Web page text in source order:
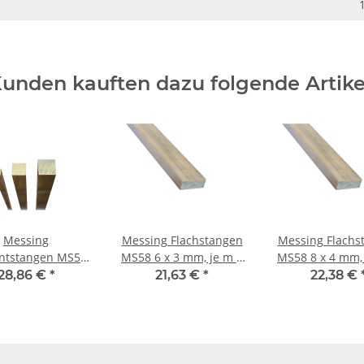
kauften dazu folgende
Messing
MS58
mm, je m ±
€ *
Messing Flachstangen
MS58 6 x 3 mm, je m ±
5mm
21,63 € *
Messing
MS58 8 x 4 mm, je m ±
5mm
22,38 €